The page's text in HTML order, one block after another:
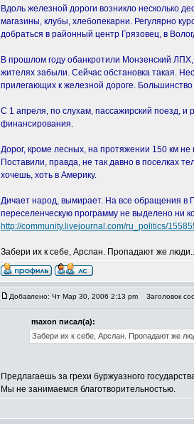
Вдоль железной дороги возникло несколько
магазины, клубы, хлебопекарни. Регулярно
добраться в районный центр Грязовец, в
В прошлом году обанкротили Монзенский
жителях забыли. Сейчас обстановка такая.
прилегающих к железной дороге.
С 1 апреля, по слухам, пассажирский поезд, и
финансирования.
Дорог, кроме лесных, на протяжении 150 км
Поставили, правда, не так давно в поселках
хочешь, хоть в Америку.
Дичает народ, вымирает. На все обращения в
переселенческую программу не выделено ни
http://community.livejournal.com/ru_politics/
Забери их к себе, Арслан. Пропадают же
Добавлено: Чт Мар 30, 2006 2:13 pm Заголовок
maxon писал(а):
Забери их к себе, Арслан. Пропадают же
Предлагаешь за грехи буржуазного
Мы не занимаемся благотворительностью.